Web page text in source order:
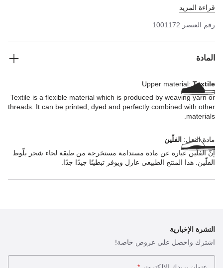
الاستمتاع براحة بيركنستوك الفريدة في أحذية مغلقة مصنوعة من
قراءة المزيد
رقم العنصر 1001172
المادة
Upper material: Textile
Textile is a flexible material which is produced by weaving yarn or
threads. It can be printed, dyed and perfectly combined with other
materials.
مادة النعل: الفلّين
إنّ الفلّين عبارة عن مادة مستدامة مستخرجة من طبقة لحاء شجر بلّوط
الفلّين. هذا المنتج الطبيعي عازل ويوفر تبطينًا جيدًا جدًا.
النشرة الإخبارية
اشترك واحصل على عروض خاصة!